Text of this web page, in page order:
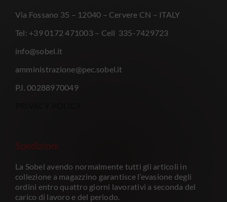
Via Fossano 35 – 12040 – Cervere CN – ITALY
Tel: +39 0172 471003 – Cell 335-7429723
info@sobel.it
amministrazione@pec.sobel.it
P.I. 00288970049
Spedizioni
La Sobel avendo normalmente tutti gli articoli in
collezione a magazzino garantisce l’evasione degli
ordini entro quattro giorni lavorativi a seconda del
carico di lavoro e del periodo.